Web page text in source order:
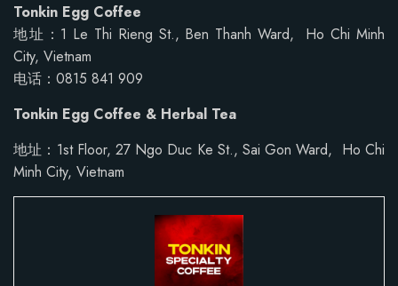
Tonkin Egg Coffee
地址：1 Le Thi Rieng St., Ben Thanh Ward, Ho Chi Minh
City, Vietnam
电话：0815 841 909
Tonkin Egg Coffee & Herbal Tea
地址：1st Floor, 27 Ngo Duc Ke St., Sai Gon Ward, Ho Chi
Minh City, Vietnam